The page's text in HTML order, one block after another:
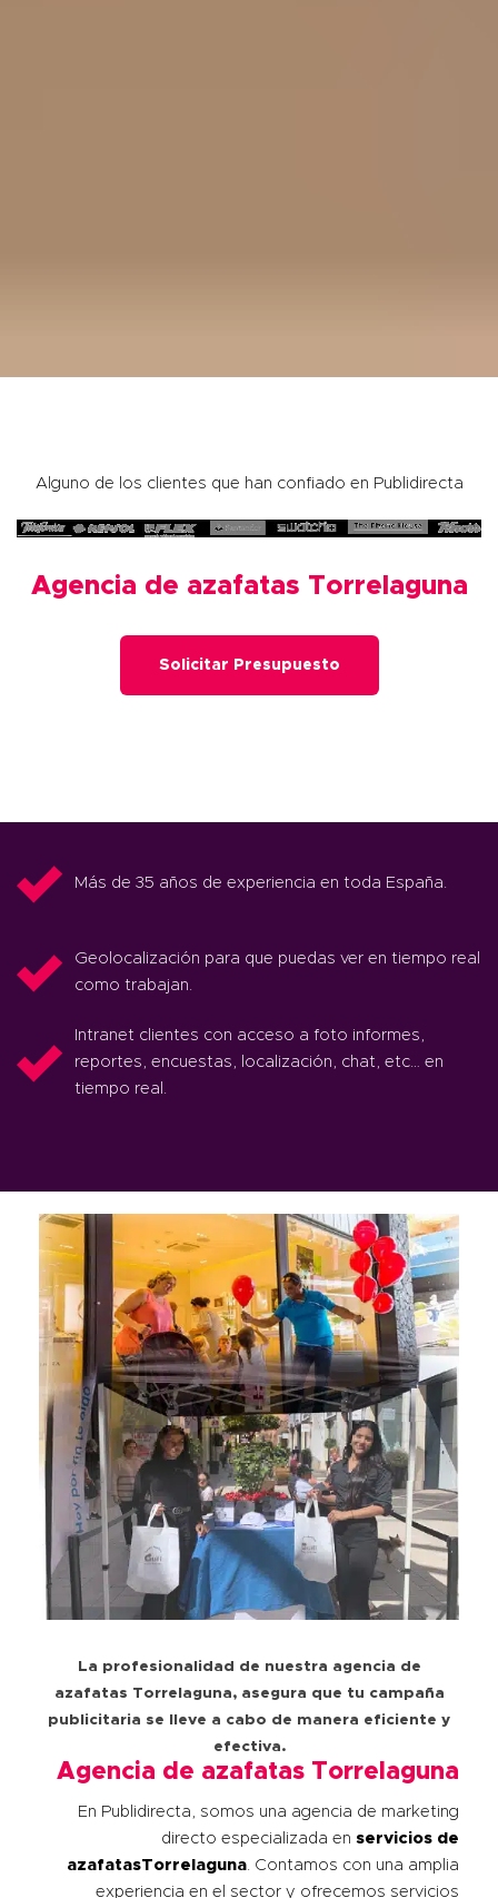
Alguno de los clientes que han confiado en Publidirecta
Agencia de azafatas Torrelaguna
Solicitar Presupuesto
Más de 35 años de experiencia en toda España.
Geolocalización para que puedas ver en tiempo real
como trabajan.
Intranet clientes con acceso a foto informes,
reportes, encuestas, localización, chat, etc… en
tiempo real.
La profesionalidad de nuestra agencia de
azafatas Torrelaguna, asegura que tu campaña
publicitaria se lleve a cabo de manera eficiente y
efectiva.
Agencia de azafatas Torrelaguna
En Publidirecta, somos una agencia de marketing
directo especializada en servicios de
azafatasTorrelaguna . Contamos con una amplia
experiencia en el sector y ofrecemos servicios